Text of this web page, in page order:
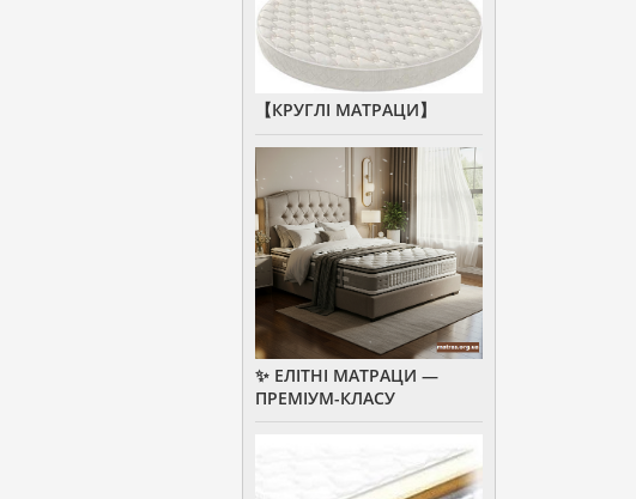
【КРУГЛІ МАТРАЦИ】
✨ ЕЛІТНІ МАТРАЦИ —
ПРЕМІУМ-КЛАСУ